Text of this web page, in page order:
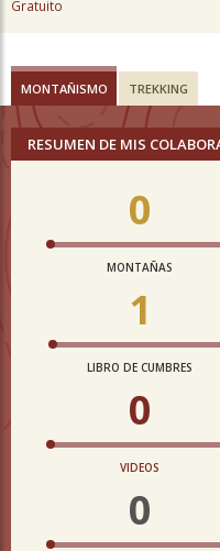
Gratuito
MONTAÑISMO TREKKING
RESUMEN DE MIS
0
MONTAÑAS
1
LIBRO DE CUMBRES
0
VIDEOS
0